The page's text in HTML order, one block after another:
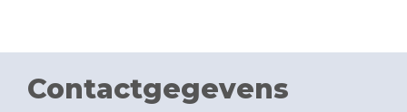
Contactgegevens